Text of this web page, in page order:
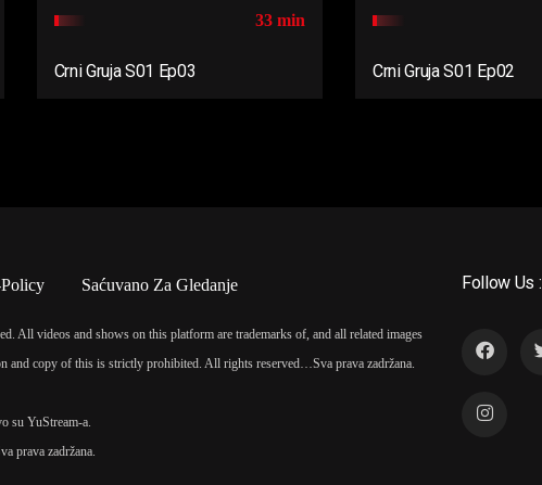
33 min
Crni Gruja S01 Ep03 Crni Gruja S01 Ep02
Saćuvano Za Gledanje
All videos and shows on this platform are trademarks of, and all related images
and copy of this is strictly prohibited. All rights reserved…Sva prava zadržana.
su YuStream-a.
prava zadržana.
Follow Us :